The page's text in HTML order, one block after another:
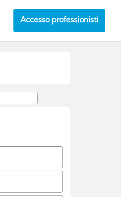
Accesso professionisti